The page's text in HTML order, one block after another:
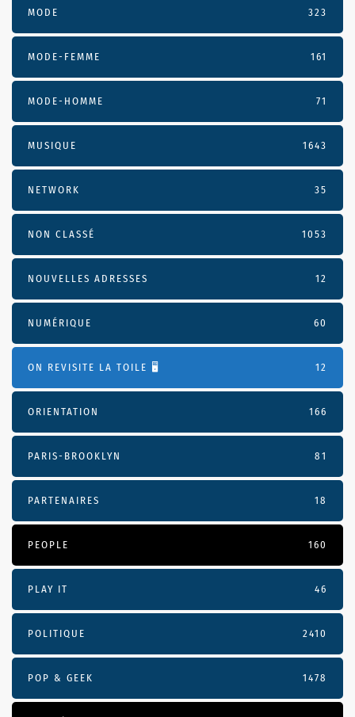
MODE 323
MODE-FEMME 161
MODE-HOMME 71
MUSIQUE 1643
NETWORK 35
NON CLASSÉ 1053
NOUVELLES ADRESSES 12
NUMÉRIQUE 60
ON REVISITE LA TOILE 🖥️ 12
ORIENTATION 166
PARIS-BROOKLYN 81
PARTENAIRES 18
PEOPLE 160
PLAY IT 46
POLITIQUE 2410
POP & GEEK 1478